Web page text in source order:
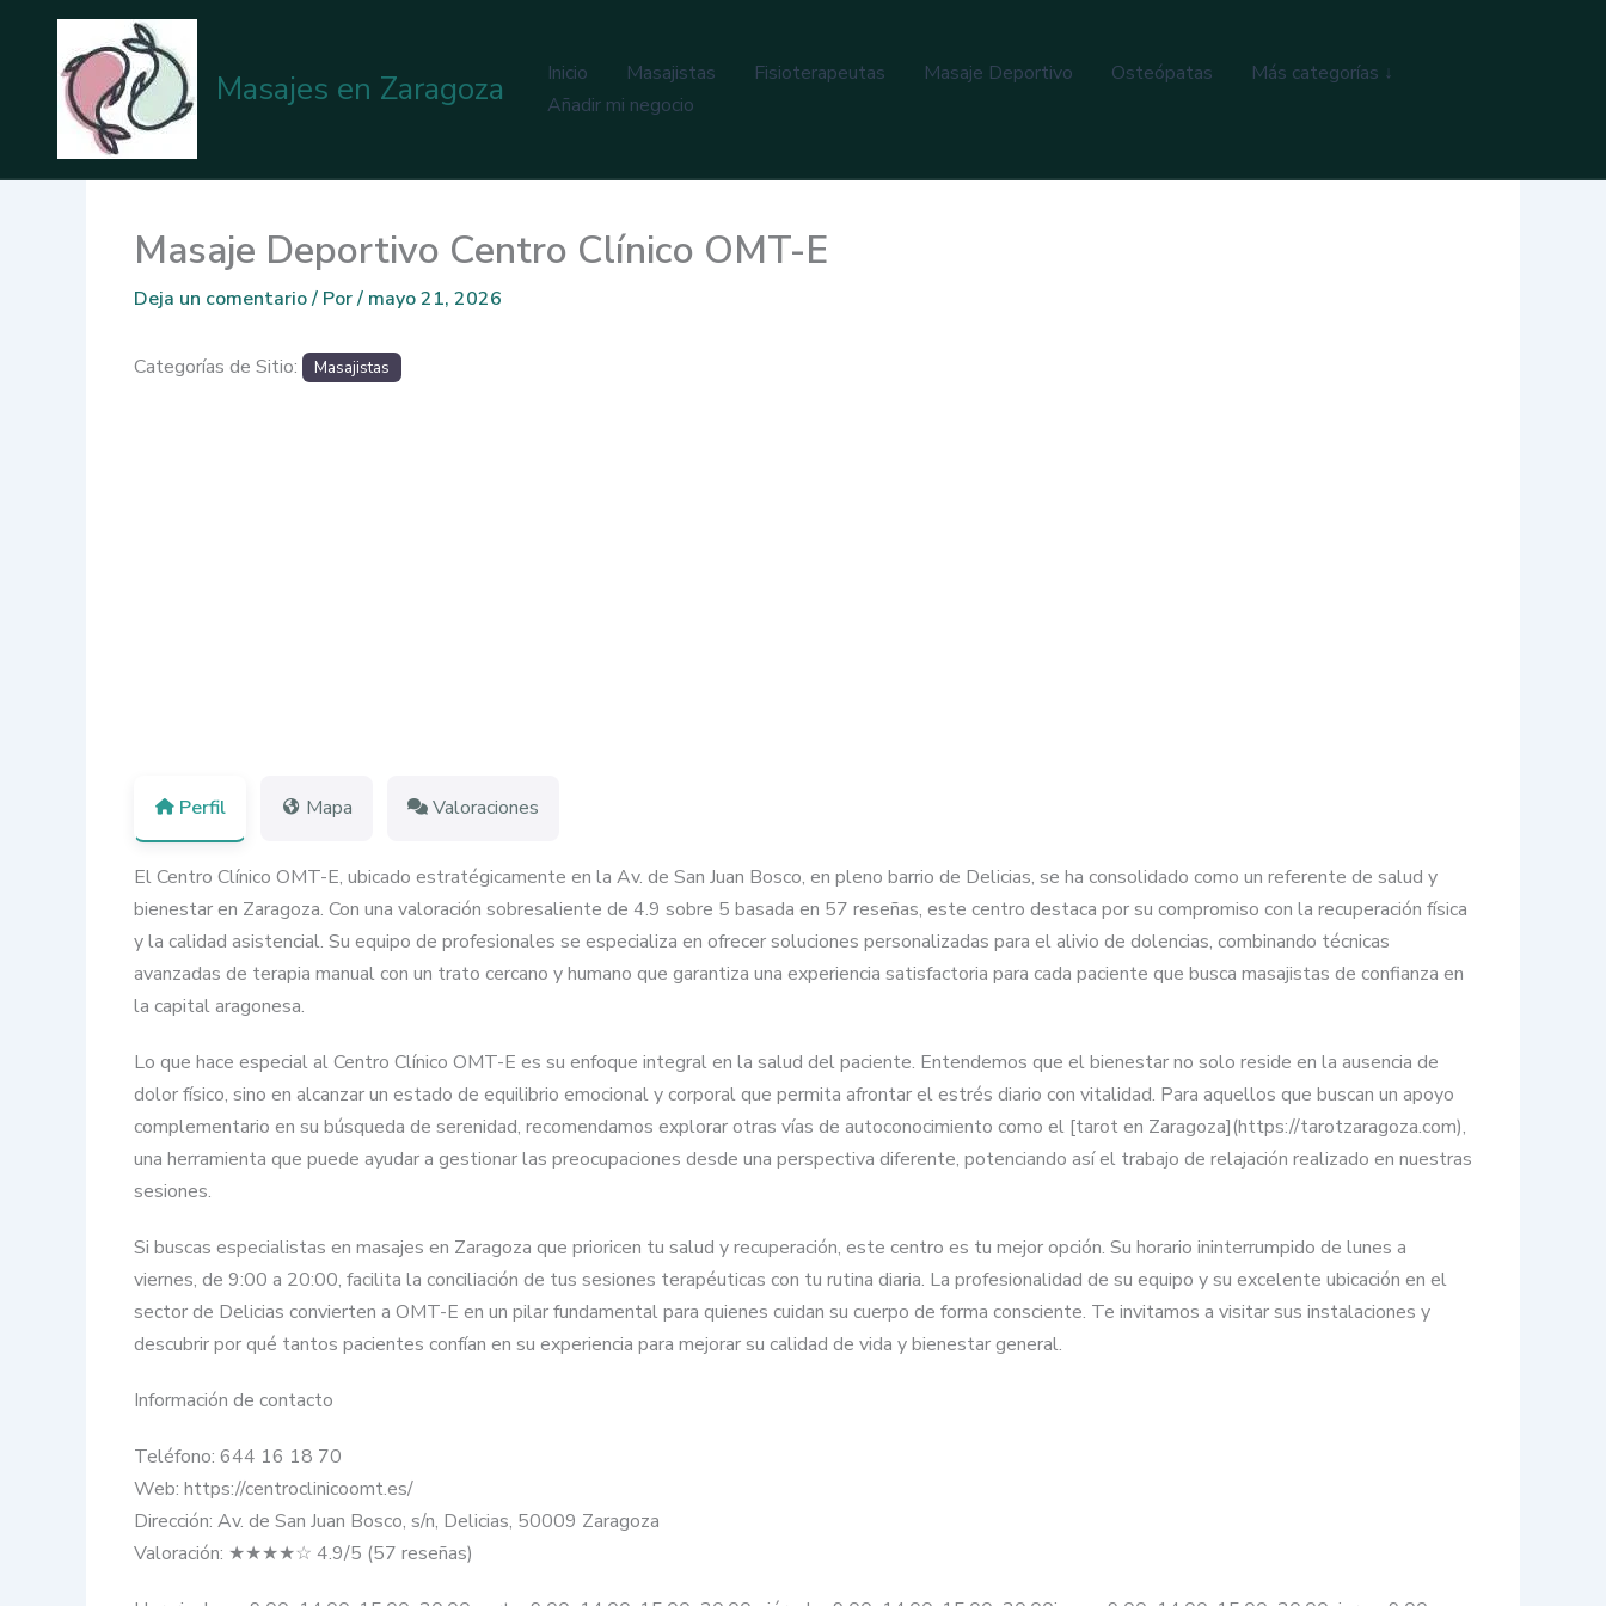
contenido
Masajes en Zaragoza Inicio Masajistas Fisioterapeutas Masaje Deportivo Osteópatas
Más categorías ↓
Añadir mi negocio
Masaje Deportivo Centro Clínico OMT-E
Deja un comentario/ Por/ mayo 21, 2026
Categorías de Sitio: Masajistas
Perfil Mapa Valoraciones
El Centro Clínico OMT-E, ubicado estratégicamente en la Av. de San Juan Bosco, en pleno barrio de Delicias, se ha consolidado como un referente de salud y
bienestar en Zaragoza. Con una valoración sobresaliente de 4.9 sobre 5 basada en 57 reseñas, este centro destaca por su compromiso con la recuperación física
y la calidad asistencial. Su equipo de profesionales se especializa en ofrecer soluciones personalizadas para el alivio de dolencias, combinando técnicas
avanzadas de terapia manual con un trato cercano y humano que garantiza una experiencia satisfactoria para cada paciente que busca masajistas de confianza en
la capital aragonesa.
Lo que hace especial al Centro Clínico OMT-E es su enfoque integral en la salud del paciente. Entendemos que el bienestar no solo reside en la ausencia de
dolor físico, sino en alcanzar un estado de equilibrio emocional y corporal que permita afrontar el estrés diario con vitalidad. Para aquellos que buscan un apoyo
complementario en su búsqueda de serenidad, recomendamos explorar otras vías de autoconocimiento como el [tarot en Zaragoza](https://tarotzaragoza.com),
una herramienta que puede ayudar a gestionar las preocupaciones desde una perspectiva diferente, potenciando así el trabajo de relajación realizado en nuestras
sesiones.
Si buscas especialistas en masajes en Zaragoza que prioricen tu salud y recuperación, este centro es tu mejor opción. Su horario ininterrumpido de lunes a
viernes, de 9:00 a 20:00, facilita la conciliación de tus sesiones terapéuticas con tu rutina diaria. La profesionalidad de su equipo y su excelente ubicación en el
sector de Delicias convierten a OMT-E en un pilar fundamental para quienes cuidan su cuerpo de forma consciente. Te invitamos a visitar sus instalaciones y
descubrir por qué tantos pacientes confían en su experiencia para mejorar su calidad de vida y bienestar general.
Información de contacto
Teléfono: 644 16 18 70
Web: https://centroclinicoomt.es/
Dirección: Av. de San Juan Bosco, s/n, Delicias, 50009 Zaragoza
Valoración: ★★★★☆ 4.9/5 (57 reseñas)